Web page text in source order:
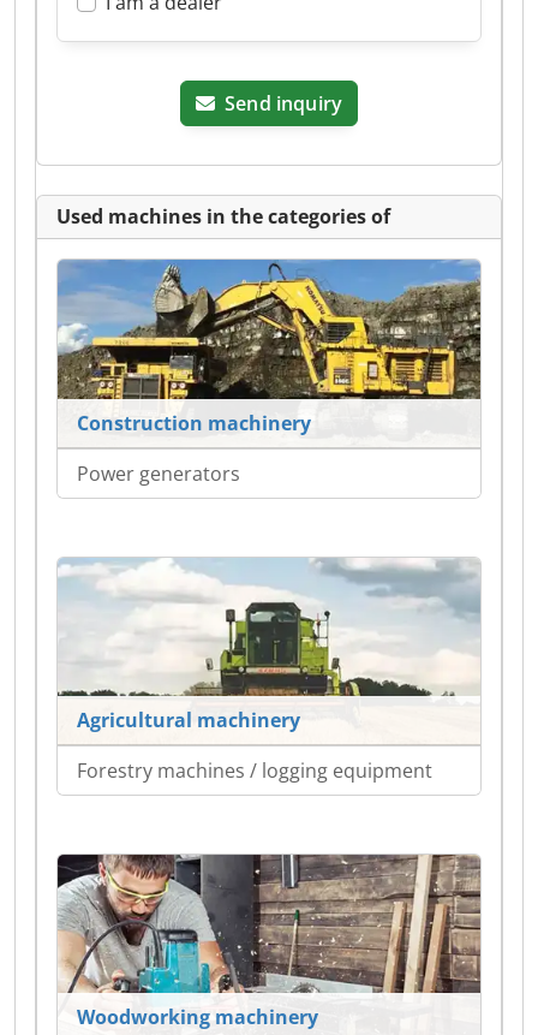
Send inquiry
Used machines in the categories of
Construction machinery
Power generators
Agricultural machinery
Forestry machines / logging equipment
Woodworking machinery